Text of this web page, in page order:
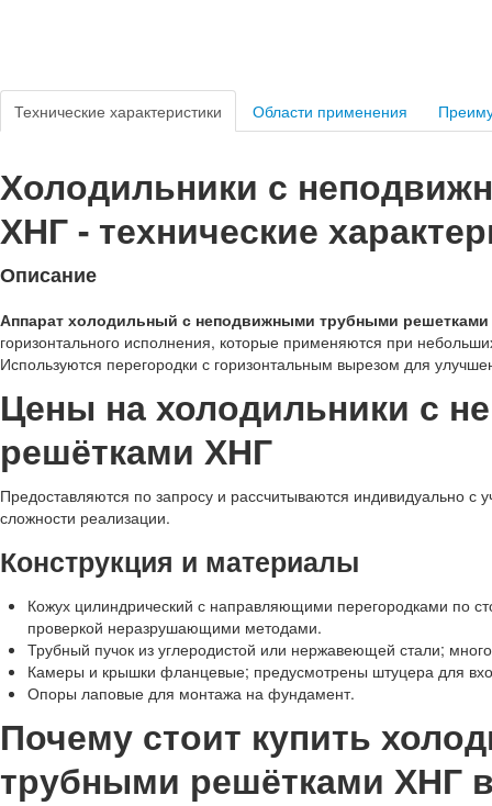
Технические характеристики Области применения
Холодильники с
ХНГ - технические
Описание
Аппарат холодильный с неподвижными трубными
горизонтального исполнения, которые применяются при
Используются перегородки с горизонтальным вырезом для
Цены на холодильники с
решётками ХНГ
Предоставляются по запросу и рассчитываются индивидуально с
сложности реализации.
Конструкция и материалы
Кожух цилиндрический с направляющими перегородками по
проверкой неразрушающими методами.
Трубный пучок из углеродистой или нержавеющей стали;
Камеры и крышки фланцевые; предусмотрены штуцера для
Опоры лаповые для монтажа на фундамент.
Почему стоит купить
трубными решётками ХНГ